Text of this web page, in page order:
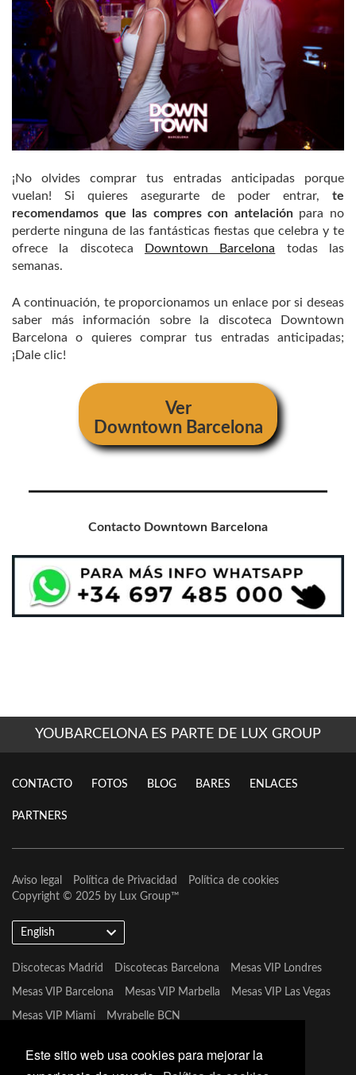
Este sitio web usa cookies para mejorar la
¡No olvides comprar tus entradas anticipadas porque
vuelan! Si quieres asegurarte de poder entrar, te
recomendamos que las compres con antelaciónpara no
perderte ninguna de las fantásticas fiestas que celebra y te
ofrece la discoteca
Downtown Barcelona todas las
semanas.
A continuación, te proporcionamos un enlace por si deseas
saber más información sobre la discoteca Downtown
Barcelona o quieres comprar tus entradas anticipadas;
¡Dale clic!
Ver
Downtown Barcelona
Contacto Downtown Barcelona
YOUBARCELONA ES PARTE DE LUX GROUP
CONTACTO FOTOS BLOG BARES ENLACES
PARTNERS
Aviso legal Política de Privacidad
Política de cookies
Copyright © 2025 by Lux Group™
English
Discotecas Madrid Discotecas Barcelona Mesas VIP Londres
Mesas VIP Barcelona Mesas VIP Marbella Mesas VIP Las Vegas
Mesas VIP Miami Myrabelle BCN